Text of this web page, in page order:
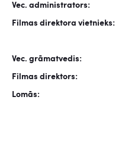
Vec. administrators:
Filmas direktora vietnieks:
Vec. grāmatvedis:
Filmas direktors:
Lomās: